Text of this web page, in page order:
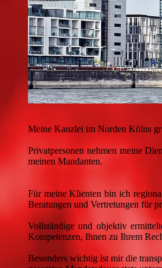
Meine Kanzlei im Norden Kölns
Privatpersonen nehmen meine
meinen Mandanten.
Für meine Klienten bin ich
Beratungen und Vertretungen für
Vollständige und objektiv
Kompetenzen, Ihnen zu Ihrem
Besonders wichtig ist mir die